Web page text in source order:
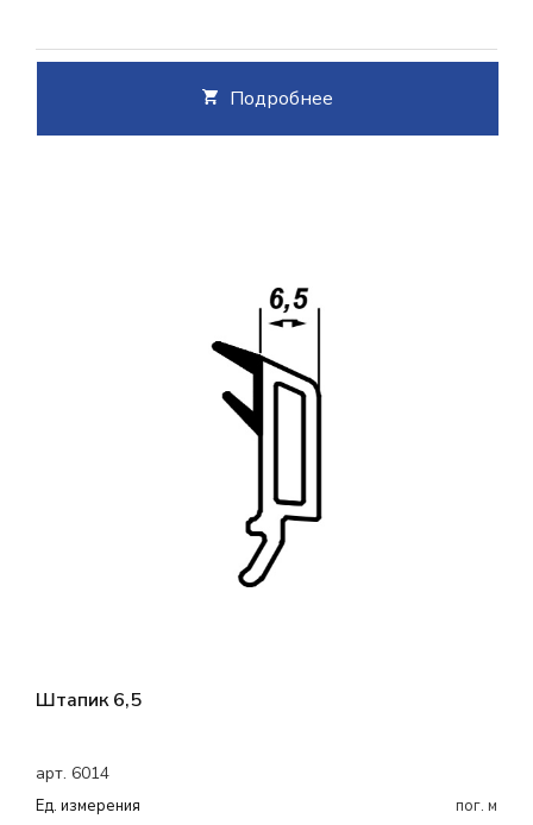
Подробнее
Штапик 6,5
арт. 6014
Ед. измерения
пог. м